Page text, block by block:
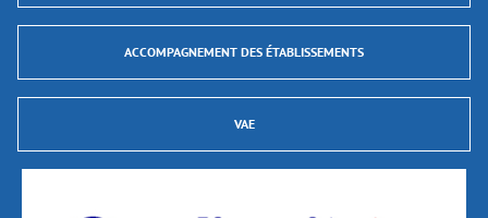
ACCOMPAGNEMENT DES ÉTABLISSEMENTS
VAE